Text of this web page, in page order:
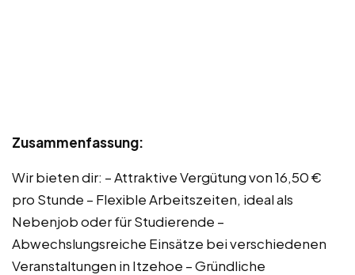
Zusammenfassung:
Wir bieten dir: – Attraktive Vergütung von 16,50 €
pro Stunde – Flexible Arbeitszeiten, ideal als
Nebenjob oder für Studierende –
Abwechslungsreiche Einsätze bei verschiedenen
Veranstaltungen in Itzehoe – Gründliche